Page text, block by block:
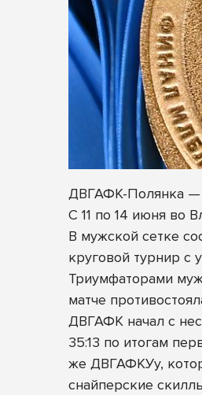
ДВГАФК-Полянка —
С 11 по 14 июня во
В мужской сетке
круговой турнир с
Триумфаторами
матче
ДВГАФК начал с
35:13 по итогам
же ДВГАФКУу,
снайперские